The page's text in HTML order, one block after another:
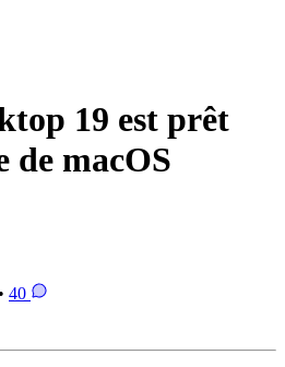
19 est prêt
macOS
40